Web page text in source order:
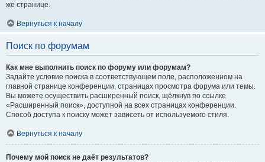
же странице.
Вернуться к началу
Поиск по форумам
Как мне выполнить поиск по форуму или форумам?
Задайте условие поиска в соответствующем поле, расположенном на
главной странице конференции, страницах просмотра форума или темы.
Вы можете осуществить расширенный поиск, щёлкнув по ссылке
«Расширенный поиск», доступной на всех страницах конференции.
Способ доступа к поиску может зависеть от используемого стиля.
Вернуться к началу
Почему мой поиск не даёт результатов?